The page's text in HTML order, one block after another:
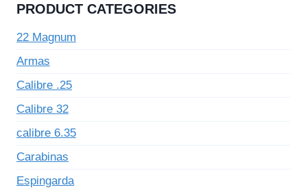
PRODUCT CATEGORIES
22 Magnum
Armas
Calibre .25
Calibre 32
calibre 6.35
Carabinas
Espingarda